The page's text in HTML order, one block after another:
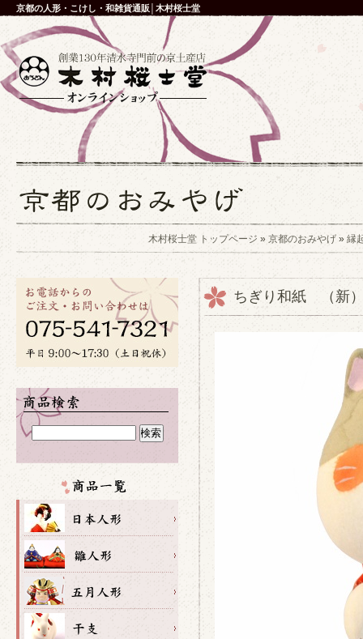
京都の人形・こけし・和雑貨通販│木村桜士堂
木村桜士堂 トップページ » 京都のおみやげ » 縁
ちぎり和紙 （新